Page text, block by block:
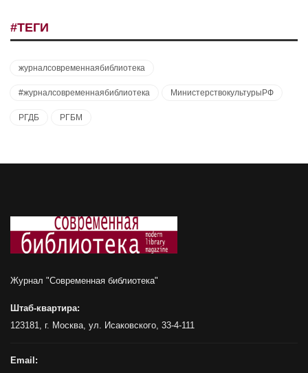
#ТЕГИ
журналсовременнаябиблиотека
#журналсовременнаябиблиотека МинистерствокультурыРФ
РГДБ РГБМ
Журнал "Современная библиотека"
Штаб-квартира:
123181, г. Москва, ул. Исаковского, 33-4-111
Email: